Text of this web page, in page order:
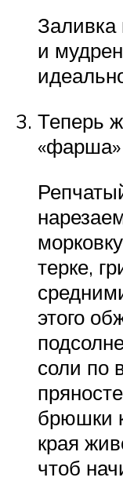
Заливка
и
Теперь
терке,
этого
соли по
брюшки
края
чтоб